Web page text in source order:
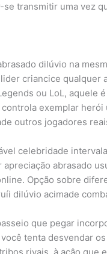
transmitir uma vez
dilúvio na
criancice
ou LoL, aquele
exemplar
outros jogadores
celebridade
abrasado
Opção sobre
dilúvio acimade
que pegar
tenta desvendar